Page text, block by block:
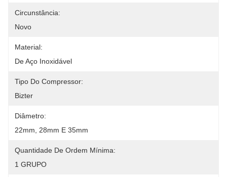
Circunstância:
Novo
Material:
De Aço Inoxidável
Tipo Do Compressor:
Bizter
Diâmetro:
22mm, 28mm E 35mm
Quantidade De Ordem Mínima:
1 GRUPO